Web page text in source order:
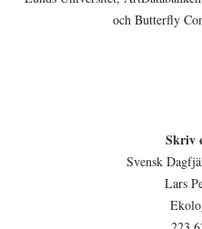
och Butterfly
Skriv
Svensk
Lars